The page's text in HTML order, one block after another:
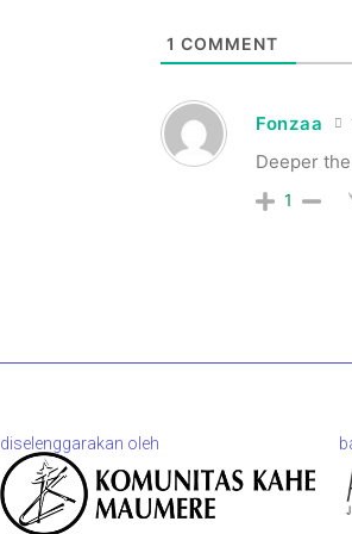
1 COMMENT
Fonzaa
Deeper
1
diselenggarakan oleh